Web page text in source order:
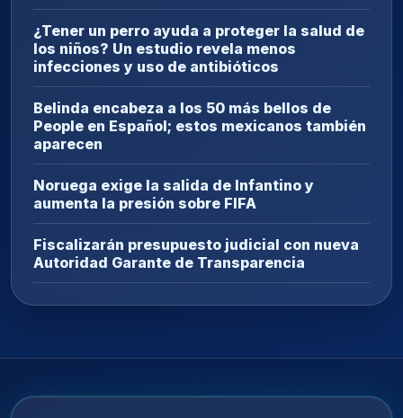
¿Tener un perro ayuda a proteger la salud de
los niños? Un estudio revela menos
infecciones y uso de antibióticos
Belinda encabeza a los 50 más bellos de
People en Español; estos mexicanos también
aparecen
Noruega exige la salida de Infantino y
aumenta la presión sobre FIFA
Fiscalizarán presupuesto judicial con nueva
Autoridad Garante de Transparencia